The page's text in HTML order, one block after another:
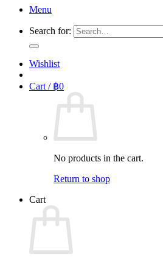
Menu
Search for:
Wishlist
Cart / ฿0
No products in the cart.
Return to shop
Cart